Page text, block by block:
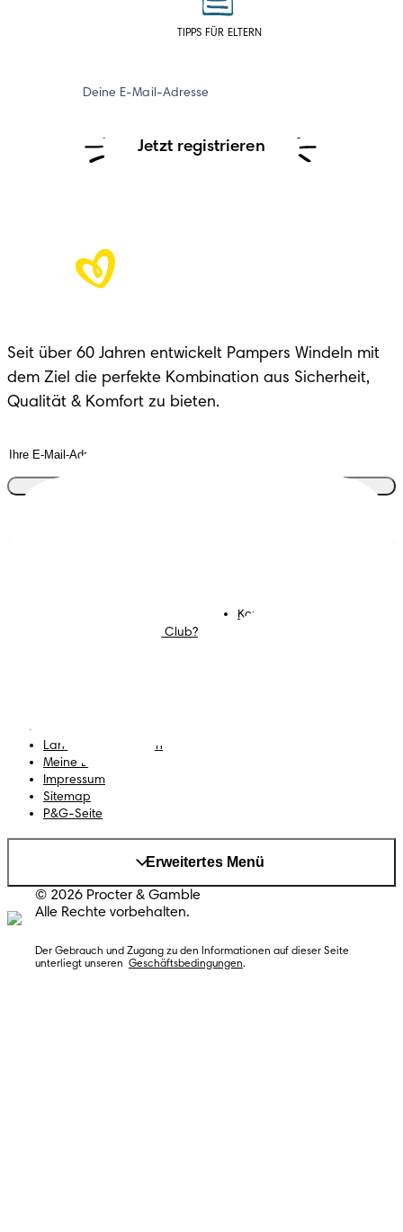
TIPPS FÜR ELTERN
Deine E-Mail-Adresse
Jetzt registrieren
Seit über 60 Jahren entwickelt Pampers Windeln mit
dem Ziel die perfekte Kombination aus Sicherheit,
Qualität & Komfort zu bieten.
Was ist der Pampers Club?
Kontakt
Land/Region ändern
Meine Daten
Impressum
Sitemap
P&G-Seite
Erweitertes Menü
© 2026 Procter & Gamble
Alle Rechte vorbehalten.
Der Gebrauch und Zugang zu den Informationen auf dieser Seite
unterliegt unseren Geschäftsbedingungen.